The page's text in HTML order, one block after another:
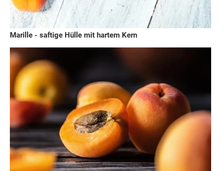
Marille - saftige Hülle mit hartem Kern